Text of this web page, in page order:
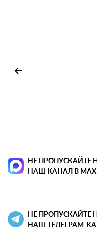
НЕ ПРОПУСКАЙТЕ
НАШ КАНАЛ В MAX
НЕ ПРОПУСКАЙТЕ
НАШ ТЕЛЕГРАМ-